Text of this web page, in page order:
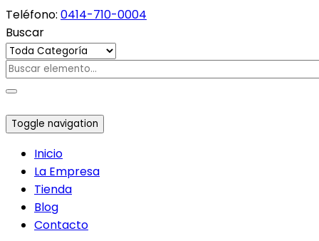
Teléfono: 0414-710-0004
Buscar
Toggle navigation
Inicio
La Empresa
Tienda
Blog
Contacto